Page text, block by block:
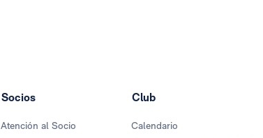
Socios
Atención al Socio
Club
Calendario